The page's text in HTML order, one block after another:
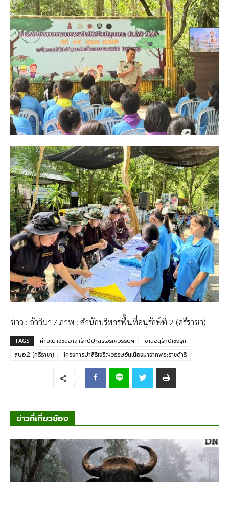
ข่าว : อัจจิมา / ภาพ : สำนักบริหารพื้นที่อนุรักษ์ที่ 2 (ศรีราชา)
TAGS ค่ายเยาวชนอาสารักษ์ป่าสิริเจริญวรรษฯ
งานอนุรักษ์เชิงรุก
สบอ.2 (ศรีราชา)
โครงการป่าสิริเจริญวรรษอันเนื่องมาจากพระราชดำริ
ข่าวที่เกี่ยวข้อง